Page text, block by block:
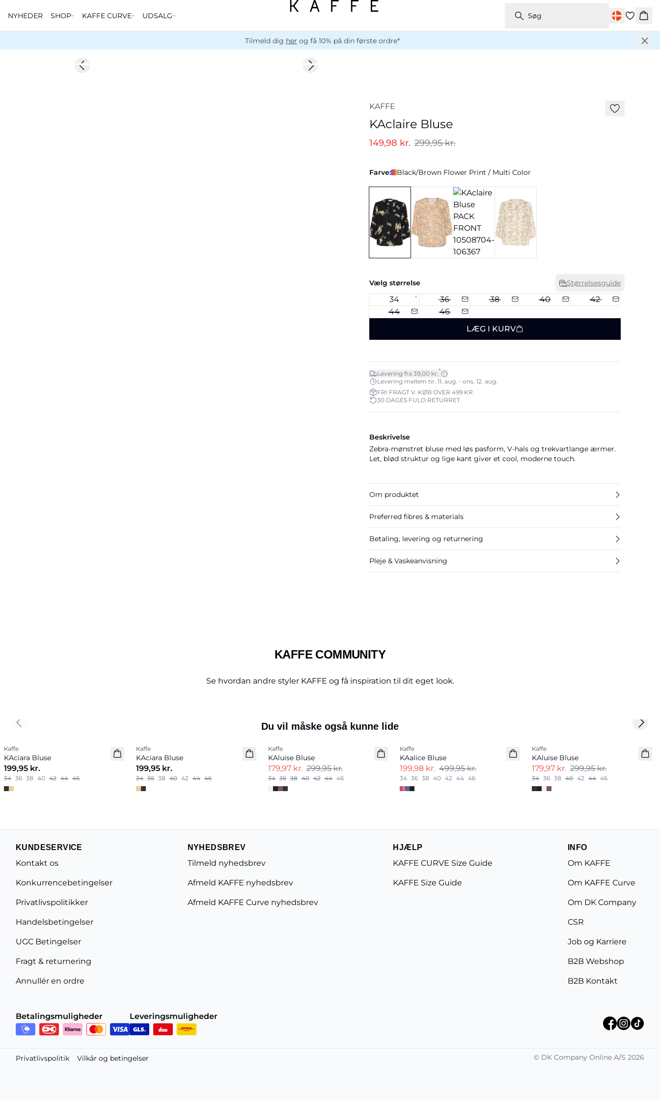
NYHEDER SHOP KAFFE CURVE UDSALG Søg Kurv
Tilmeld dig her og få 10% på din første ordre*
-50%Previous slide Next slide
KAFFE
KAclaire Bluse
149,98 kr. 299,95 kr.
Farve: Black/Brown Flower Print / Multi Color
Vælg størrelse Størrelsesguide
34 36 38 40
42
44
46
LÆG I KURV
Levering fra 39,00 kr.*
Levering mellem tir. 11. aug. - ons. 12. aug.
FRI FRAGT V. KØB OVER 499 KR.
30 DAGES FULD RETURRET
Beskrivelse
Zebra-mønstret bluse med løs pasform, V-hals og trekvartlange ærmer.
Let, blød struktur og lige kant giver et cool, moderne touch.
Om produktet
Preferred fibres & materials
Betaling, levering og returnering
Pleje & Vaskeanvisning
KAFFE COMMUNITY
Se hvordan andre styler KAFFE og få inspiration til dit eget look.
Du vil måske også kunne lide
Nyhed
Kaffe
KAciara Bluse
199,95 kr.
34 36 38 40 42 44 46
Nyhed
Kaffe
KAciara Bluse
199,95 kr.
34 36 38 40 42 44 46
-40%
Kaffe
KAluise Bluse
179,97 kr. 299,95 kr.
34 36 38 40 42 44 46
Kaffe
KAalice Bluse
199,98 kr. 499,95 kr.
34 36 38 40 42 44 46
Kaffe
KAluise Bluse
179,97 kr. 299,95 kr.
34 36 38 40 42 44 46
Previous slide Next
KUNDESERVICE
Kontakt os
Konkurrencebetingelser
Privatlivspolitikker
Handelsbetingelser
UGC Betingelser
Fragt & returnering
Annullér en ordre
NYHEDSBREV
Tilmeld nyhedsbrev
Afmeld KAFFE nyhedsbrev
Afmeld KAFFE Curve nyhedsbrev
HJÆLP
KAFFE CURVE Size Guide
KAFFE Size Guide
INFO
Om KAFFE
Om KAFFE Curve
Om DK Company
CSR
Job og Karriere
B2B Webshop
B2B Kontakt
Betalingsmuligheder Leveringsmuligheder
Privatlivspolitik Vilkår og betingelser © DK Company Online A/S 2026